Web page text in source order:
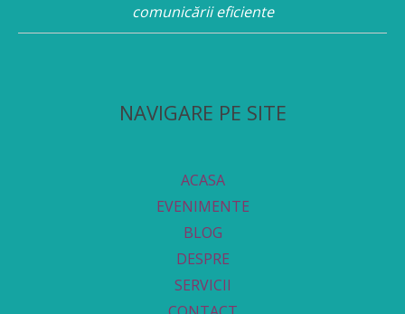
comunicării eficiente
NAVIGARE PE SITE
ACASA
EVENIMENTE
BLOG
DESPRE
SERVICII